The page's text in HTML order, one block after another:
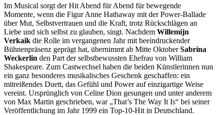
Im Musical sorgt der Hit Abend für Abend für bewegende
Momente, wenn die Figur Anne Hathaway mit der Power-Ballade
über Mut, Selbstvertrauen und die Kraft, trotz Rückschlägen an
Liebe und sich selbst zu glauben, singt. Nachdem Willemijn
Verkaik die Rolle im vergangenen Jahr mit beeindruckender
Bühnenpräsenz geprägt hat, übernimmt ab Mitte OktoberSabrina
Weckerlin den Part der selbstbewussten Ehefrau von William
Shakespeare. Zum Castwechsel haben die beiden Künstlerinnen nun
ein ganz besonderes musikalisches Geschenk geschaffen: ein
mitreißendes Duett, das Gefühl und Power auf einzigartige Weise
vereint. Ursprünglich von Celine Dion gesungen und unter anderem
von Max Martin geschrieben, war „That’s The Way It Is“ bei seiner
Veröffentlichung im Jahr 1999 ein Top-10-Hit in Deutschland.